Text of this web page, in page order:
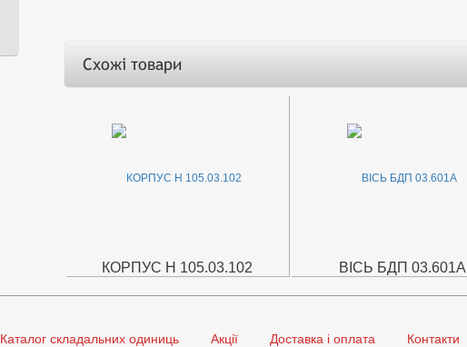
Схожі товари
КОРПУС Н 105.03.102 ВІСЬ БДП 03.601А
Каталог складальних одиниць Акції Доставка і оплата Контакти